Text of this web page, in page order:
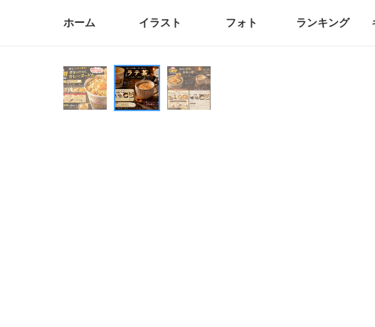
ホーム イラスト フォト ランキング